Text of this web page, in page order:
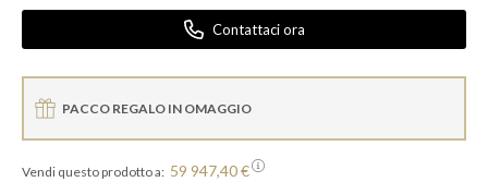
Contattaci ora
PACCO REGALO IN OMAGGIO
Vendi questo prodotto a: 59 947,40 €